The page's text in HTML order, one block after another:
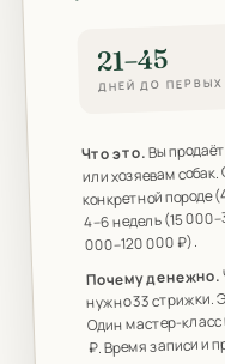
21–45
ДНЕЙ ДО ПЕРВЫХ
Что это.Вы
или хозяевам
конкретной породе
4–6 недель (15
000–120 000 ₽).
Почему денежно.
нужно 33 стрижки.
Один мастер-класс
₽. Время записи и